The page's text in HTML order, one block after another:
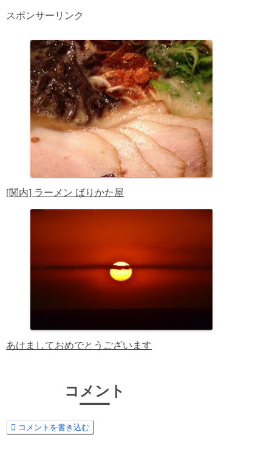
スポンサーリンク
[関内] ラーメン ばりかた屋
あけましておめでとうございます
コメント
コメントを書き込む